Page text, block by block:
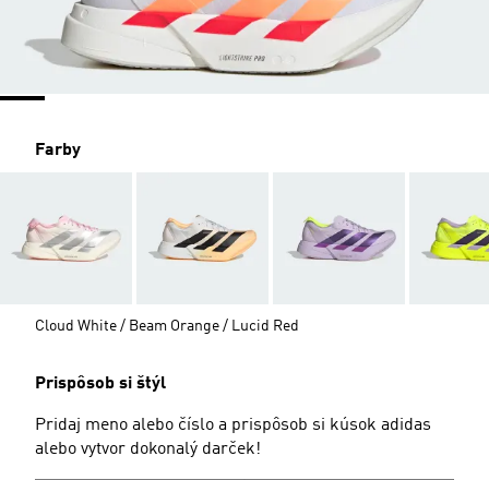
Farby
Cloud White / Beam Orange / Lucid Red
Prispôsob si štýl
Pridaj meno alebo číslo a prispôsob si kúsok adidas
alebo vytvor dokonalý darček!